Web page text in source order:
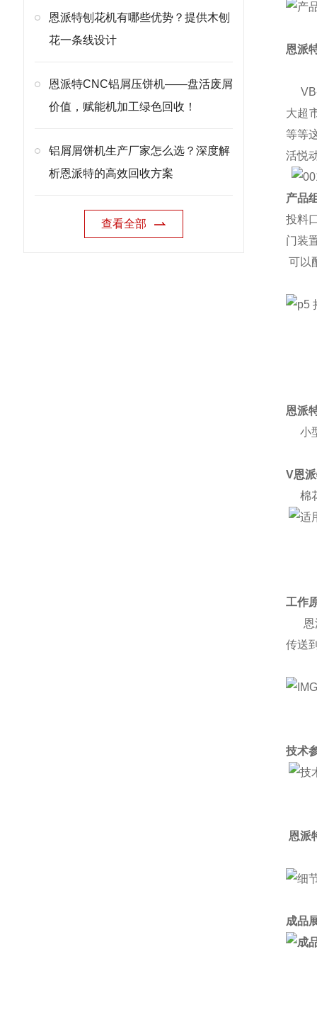
恩派特刨花机有哪些优势？提供木刨
花一条线设计
恩派特CNC铝屑压饼机——盘活废屑
价值，赋能机加工绿色回收！
铝屑屑饼机生产厂家怎么选？深度解
析恩派特的高效回收方案
查看全部
恩派
VB-
大超
等等
活悦
产品
投料
门装
可以
恩派
小
V恩
棉
工作
恩
传送
技术
恩派
成品